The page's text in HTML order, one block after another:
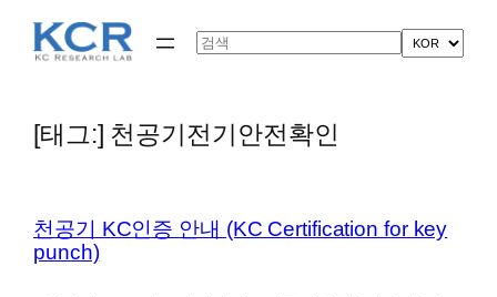
Search
[태그:] 천공기전기안전확인
천공기 KC인증 안내 (KC Certification for key
punch)